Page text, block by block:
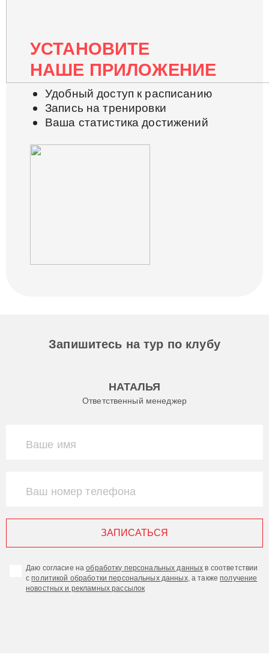
УСТАНОВИТЕ
НАШЕ ПРИЛОЖЕНИЕ
Удобный доступ к расписанию
Запись на тренировки
Ваша статистика достижений
Запишитесь на тур по клубу
НАТАЛЬЯ
Ответственный менеджер
Ваше имя
Ваш номер телефона
ЗАПИСАТЬСЯ
Даю согласие наобработку персональных данных в соответствии
сполитикой обработки персональных данных, а такжеполучение
новостных и рекламных рассылок